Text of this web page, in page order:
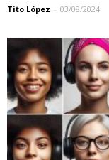
Tito López - 03/08/2024